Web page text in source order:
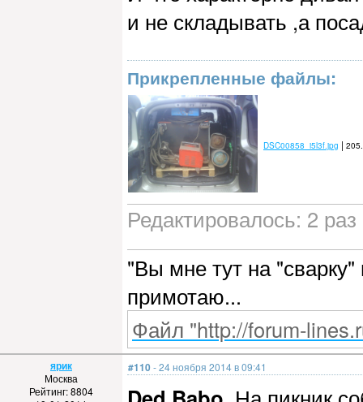
и не складывать ,а
Прикрепленные файлы:
DSC00858_i5l3f.jpg |
Редактировалось: 2
"Вы мне тут на
примотаю...
Файл "http://forum-
ярик
Москва
Рейтинг: 8804
#110- 24 ноября 2014 в 09:41